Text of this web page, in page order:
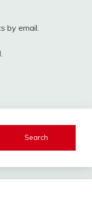
by email.
Search